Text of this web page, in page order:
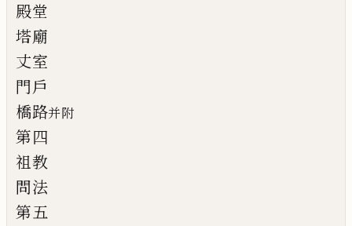
殿堂
塔廟
丈室
門戶
橋路并附
第四
祖教
問法
第五